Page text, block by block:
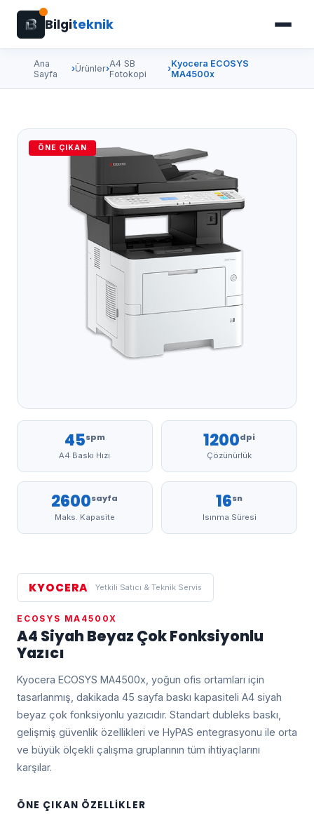
Bilgiteknik
Ana
Sayfa
›Ürünler›A4 SB
Fotokopi
›Kyocera ECOSYS
MA4500x
ÖNE ÇIKAN
45spm
A4 Baskı Hızı
1200dpi
Çözünürlük
2600sayfa
Maks. Kapasite
16sn
Isınma Süresi
KYOCERA Yetkili Satıcı & Teknik Servis
ECOSYS MA4500X
A4 Siyah Beyaz Çok Fonksiyonlu
Yazıcı
Kyocera ECOSYS MA4500x, yoğun ofis ortamları için
tasarlanmış, dakikada 45 sayfa baskı kapasiteli A4 siyah
beyaz çok fonksiyonlu yazıcıdır. Standart dubleks baskı,
gelişmiş güvenlik özellikleri ve HyPAS entegrasyonu ile orta
ve büyük ölçekli çalışma gruplarının tüm ihtiyaçlarını
karşılar.
ÖNE ÇIKAN ÖZELLIKLER